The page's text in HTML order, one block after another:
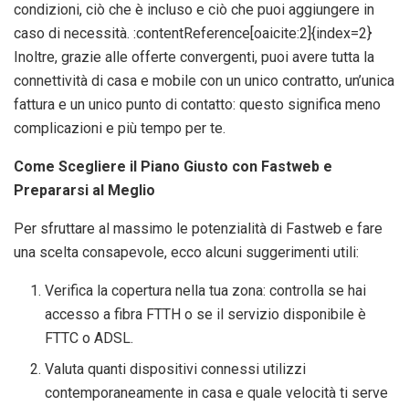
condizioni, ciò che è incluso e ciò che puoi aggiungere in
caso di necessità. :contentReference[oaicite:2]{index=2}
Inoltre, grazie alle offerte convergenti, puoi avere tutta la
connettività di casa e mobile con un unico contratto, un’unica
fattura e un unico punto di contatto: questo significa meno
complicazioni e più tempo per te.
Come Scegliere il Piano Giusto con Fastweb e
Prepararsi al Meglio
Per sfruttare al massimo le potenzialità di Fastweb e fare
una scelta consapevole, ecco alcuni suggerimenti utili:
Verifica la copertura nella tua zona: controlla se hai
accesso a fibra FTTH o se il servizio disponibile è
FTTC o ADSL.
Valuta quanti dispositivi connessi utilizzi
contemporaneamente in casa e quale velocità ti serve